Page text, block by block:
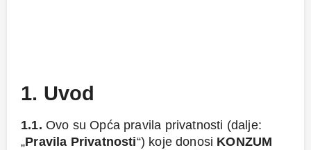
1. Uvod
1.1. Ovo su Opća pravila privatnosti (dalje:
„Pravila Privatnosti“) koje donosi KONZUM